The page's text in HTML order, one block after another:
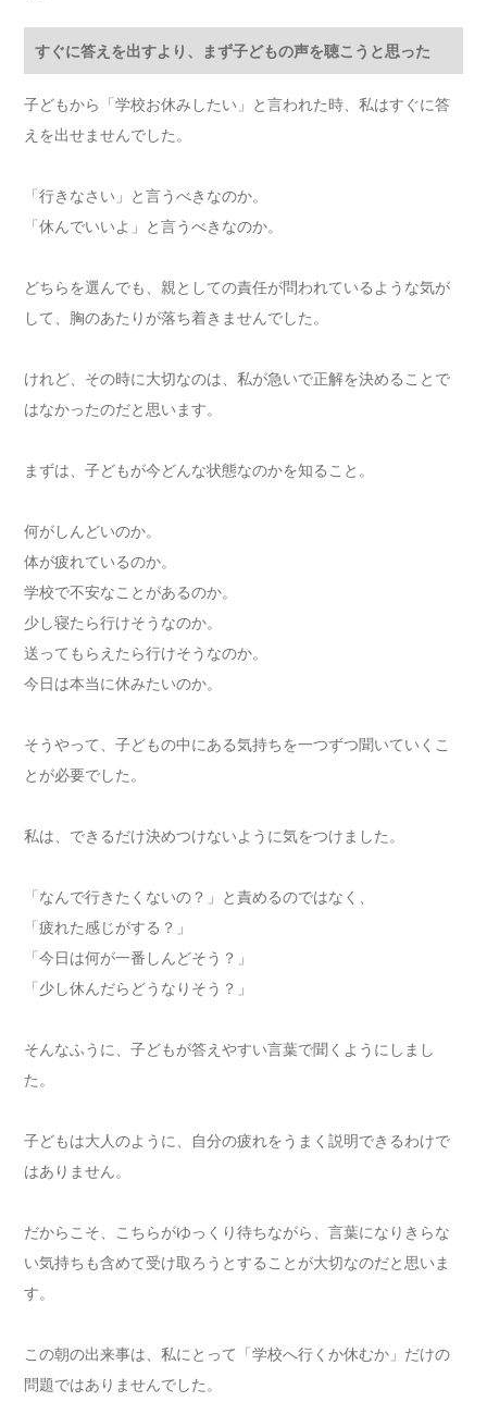
すぐに答えを出すより、まず子どもの声を聴こうと思った
子どもから「学校お休みしたい」と言われた時、私はすぐに答
えを出せませんでした。
「行きなさい」と言うべきなのか。
「休んでいいよ」と言うべきなのか。
どちらを選んでも、親としての責任が問われているような気が
して、胸のあたりが落ち着きませんでした。
けれど、その時に大切なのは、私が急いで正解を決めることで
はなかったのだと思います。
まずは、子どもが今どんな状態なのかを知ること。
何がしんどいのか。
体が疲れているのか。
学校で不安なことがあるのか。
少し寝たら行けそうなのか。
送ってもらえたら行けそうなのか。
今日は本当に休みたいのか。
そうやって、子どもの中にある気持ちを一つずつ聞いていくこ
とが必要でした。
私は、できるだけ決めつけないように気をつけました。
「なんで行きたくないの？」と責めるのではなく、
「疲れた感じがする？」
「今日は何が一番しんどそう？」
「少し休んだらどうなりそう？」
そんなふうに、子どもが答えやすい言葉で聞くようにしまし
た。
子どもは大人のように、自分の疲れをうまく説明できるわけで
はありません。
だからこそ、こちらがゆっくり待ちながら、言葉になりきらな
い気持ちも含めて受け取ろうとすることが大切なのだと思いま
す。
この朝の出来事は、私にとって「学校へ行くか休むか」だけの
問題ではありませんでした。